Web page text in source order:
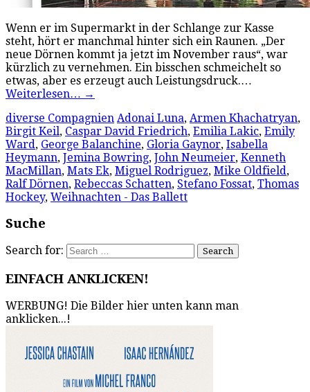
Wenn er im Supermarkt in der Schlange zur Kasse
steht, hört er manchmal hinter sich ein Raunen. „Der
neue Dörnen kommt ja jetzt im November raus“, war
kürzlich zu vernehmen. Ein bisschen schmeichelt so
etwas, aber es erzeugt auch Leistungsdruck.…
Weiterlesen… →
diverse Compagnien Adonai Luna, Armen Khachatryan,
Birgit Keil, Caspar David Friedrich, Emilia Lakic, Emily
Ward, George Balanchine, Gloria Gaynor, Isabella
Heymann, Jemina Bowring, John Neumeier, Kenneth
MacMillan, Mats Ek, Miguel Rodriguez, Mike Oldfield,
Ralf Dörnen, Rebeccas Schatten, Stefano Fossat, Thomas
Hockey, Weihnachten - Das Ballett
Suche
Search for:
EINFACH ANKLICKEN!
WERBUNG! Die Bilder hier unten kann man
anklicken...!